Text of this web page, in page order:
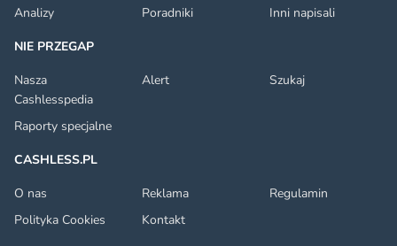
Analizy
Poradniki
Inni napisali
NIE PRZEGAP
Nasza
Cashlesspedia
Alert Szukaj
Raporty specjalne
CASHLESS.PL
O nas
Reklama
Regulamin
Polityka Cookies
Kontakt